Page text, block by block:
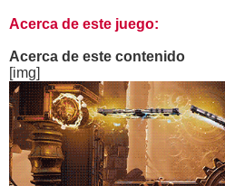
Acerca de este juego:
Acerca de este contenido
[img]